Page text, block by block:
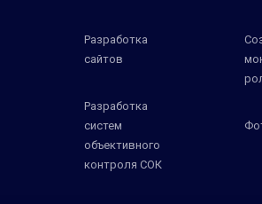
Разработка
сайтов
Разработка
систем
объективного
контроля СОК